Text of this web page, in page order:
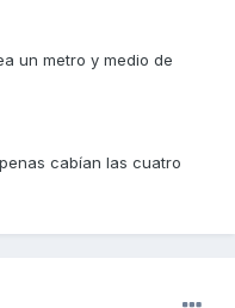
un metro y medio de
cabían las cuatro